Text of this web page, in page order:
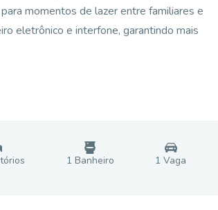
momentos de lazer entre familiares e
eletrônico e interfone, garantindo mais
s 1 Banheiro 1 Vaga